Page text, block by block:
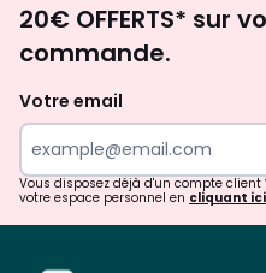
20€ OFFERTS* sur
commande.
Votre email
Vous disposez déjà d'un compte
votre espace personnel en cliquant ici